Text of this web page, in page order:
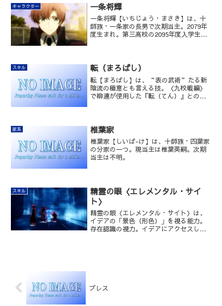
キャラクター 一条将輝
一条将輝【いちじょう・まさき】は、十
師族・一条家の長男で次期当主。2079年
度生まれ。第三高校の2095年度入学生
「クリムゾン・プリンス」の異名をと
る。2095年度の九校戦で深雪に一目惚れ
した。
スキル 転（まろばし）
転【まろばし】は、“表の武術”たる新
陰流の極意とも言える技。〈九校戦編〉
で柳連が使用した『転（てん）』との関
家系 椎葉家
椎葉家【しいば-け】は、十師族・四葉家
の分家の一つ。現当主は椎葉英嗣。次期
当主は不明。
スキル
精霊の眼〈エレメンタル・サイ
ト〉
精霊の眼〈エレメンタル・サイト〉は、
イデアの「景色（形色）」を視る能力。
存在認識の視力。イデアにアクセスし、
に耳目を集めるもので、機密指定されて
もおかしくはない技能である。
プレス